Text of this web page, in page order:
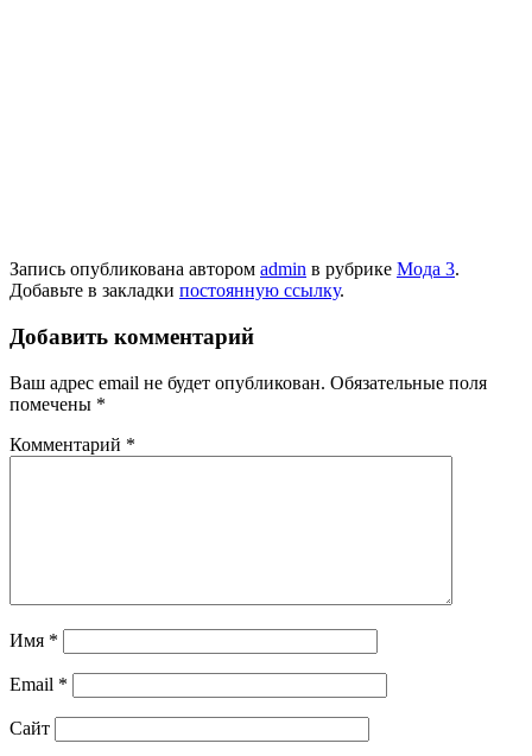
Запись опубликована автором admin в рубрике Мода 3.
Добавьте в закладки постоянную ссылку.
Добавить комментарий
Ваш адрес email не будет опубликован. Обязательные поля
помечены *
Комментарий *
Имя *
Email *
Сайт